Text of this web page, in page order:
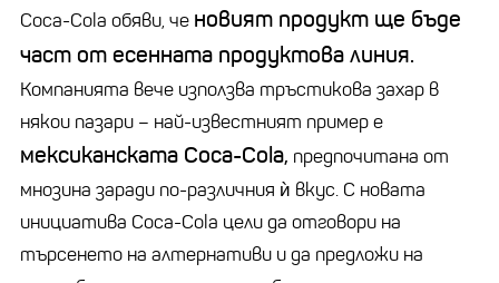
Coca-Cola обяви, че новият продукт ще бъде
част от есенната продуктова линия.
Компанията вече използва тръстикова захар в
някои пазари – най-известният пример е
мексиканската Coca-Cola, предпочитана от
мнозина заради по-различния ѝ вкус. С новата
инициатива Coca-Cola цели да отговори на
търсенето на алтернативи и да предложи на